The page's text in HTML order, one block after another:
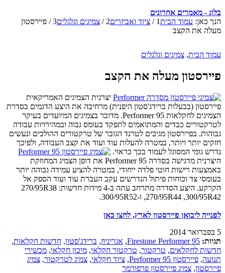
בלוג - מאמרים אחרונים
הנך כאן: עמוד הבית1
/ ציוד ואביזרים2
/ צמיגים וגלגלים3
/ פיירסטון
מעלה את הקצב
עמוד הבית, צמיגים וגלגלים
פיירסטון מעלה את הקצב
יצרנית הצמיגים האמריקאית
פיירסטון (בבעלות ברידג'סטון היפנית) מרחיבה את היצע הדגמים בסדרת
הצמיגים לחקלאות Performer 95. מדובר בצמיגים המיועדים בעיקר
לטרקטורים כבדים והמתואמים לתפקד בעומס גבוה ובמהירויות עבודה
גבוהות. בפיירסטון מגיבים לטרנד הגובר של טרקטורים ההולכים ונעשים
חזקים יותר ויותר, במטרה להעלות עוד ועוד את קצב העבודה, ולפיכך
נדרש גומי המסוגל לעמוד בכך כראוי.
היצרנית מדגישה בסדרה Performer 95 את דופן הצמיג המחוזקת
באמצעות רישות חוטי פלדה ייחודי, במטרה להציע עמידה גבוהה יותר
בעומסי צד וכוחות פיתול הנדרשים עקב העברת עוד ועוד הספק אל
הקרקע. היצע הסדרה מתרחב עתה ב-4 מידות חדשות: 270/95R38
,270/95R44 ,300/95R42 ו-300/95R52.
לפנייה ליבואן פיירסטון לארץ, לחצו כאן
5 בפברואר 2014
תגיות: Firestone Performer 95
, אגריניוז, ברידג'סטון, חדשות חקלאות,
חדשות לחקלאים, טרקטור, טרקטור חקלאי, מיכון חקלאי, מכשירי
תנועה, פיירסטון Performer 95 , ציוד חקלאי, צמיג לטרקטור, צמיג
פיירסטון, צמיג פיירסטון פרפורמר